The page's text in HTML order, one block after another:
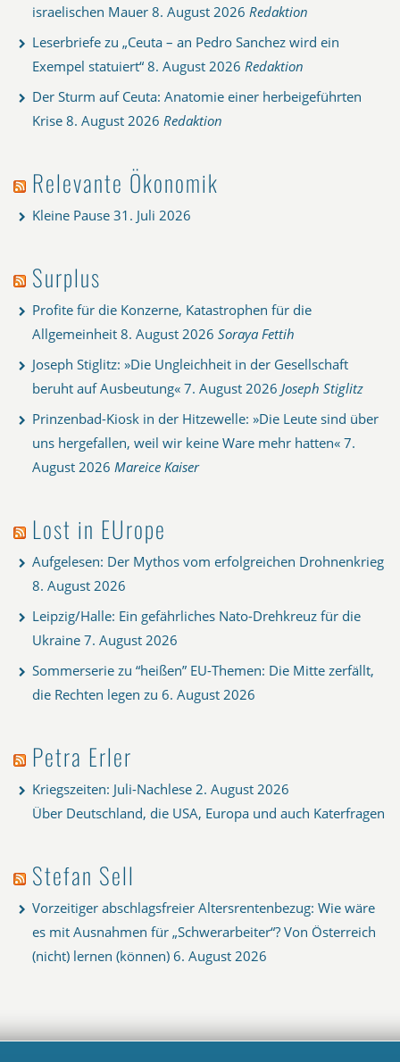
israelischen Mauer 8. August 2026 Redaktion
Leserbriefe zu „Ceuta – an Pedro Sanchez wird ein
Exempel statuiert“ 8. August 2026 Redaktion
Der Sturm auf Ceuta: Anatomie einer herbeigeführten
Krise 8. August 2026 Redaktion
Relevante Ökonomik
Kleine Pause 31. Juli 2026
Surplus
Profite für die Konzerne, Katastrophen für die
Allgemeinheit 8. August 2026 Soraya Fettih
Joseph Stiglitz: »Die Ungleichheit in der Gesellschaft
beruht auf Ausbeutung« 7. August 2026 Joseph Stiglitz
Prinzenbad-Kiosk in der Hitzewelle: »Die Leute sind über
uns hergefallen, weil wir keine Ware mehr hatten« 7.
August 2026 Mareice Kaiser
Lost in EUrope
Aufgelesen: Der Mythos vom erfolgreichen Drohnenkrieg
8. August 2026
Leipzig/Halle: Ein gefährliches Nato-Drehkreuz für die
Ukraine 7. August 2026
Sommerserie zu “heißen” EU-Themen: Die Mitte zerfällt,
die Rechten legen zu 6. August 2026
Petra Erler
Kriegszeiten: Juli-Nachlese 2. August 2026
Über Deutschland, die USA, Europa und auch Katerfragen
Stefan Sell
Vorzeitiger abschlagsfreier Altersrentenbezug: Wie wäre
es mit Ausnahmen für „Schwerarbeiter“? Von Österreich
(nicht) lernen (können) 6. August 2026